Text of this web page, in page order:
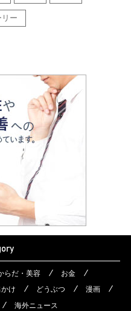
ー
らだ・美容
お金
け どうぶつ
漫画
海外ニュース